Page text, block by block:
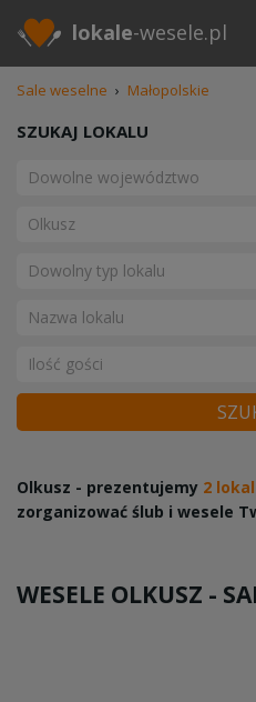
lokale-wesele.pl
Sale weselne › Małopolskie
SZUKAJ LOKALU
Olkusz - prezentujemy 2
zorganizować ślub i wesele
WESELE OLKUSZ -